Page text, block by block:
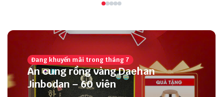
Đang khuyến mãi trong tháng 7
An cung rồng vàng Daehan
Jinbodan – 60 viên